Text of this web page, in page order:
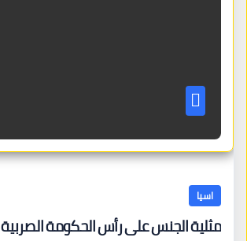
اسيا
مثلية الجنس على رأس الحكومة الصربية